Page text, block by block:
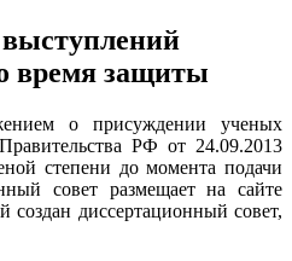
выступлений
время защиты
о присуждении ученых
РФ от 24.09.2013
степени до момента подачи
совет размещает на сайте
создан диссертационный совет,